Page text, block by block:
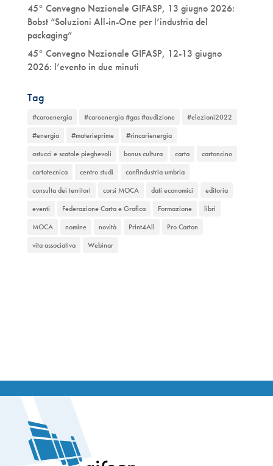
45° Convegno Nazionale GIFASP, 13 giugno 2026:
Bobst “Soluzioni All-in-One per l’industria del
packaging”
45° Convegno Nazionale GIFASP, 12-13 giugno
2026: l’evento in due minuti
Tag
#caroenergia #caroenergia #gas #audizione
#elezioni2022
#energia
#materieprime
#rincarienergia
astucci e scatole pieghevoli
bonus cultura carta
cartoncino
cartotecnica
centro studi
confindustria umbria
consulta dei territori
corsi MOCA dati economici
editoria
eventi
Federazione Carta e Grafica Formazione
libri
MOCA
nomine novità Print4All
Pro Carton
vita associativa
Webinar